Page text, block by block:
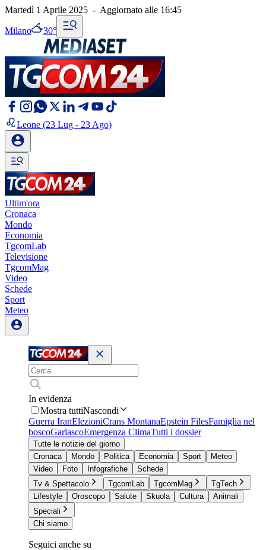
Martedì 1 Aprile 2025 - Aggiornato alle 16:45
Milano 30°
Leone (23 Lug - 23 Ago)
Ultim'ora
Cronaca
Mondo
Economia
TgcomLab
Televisione
TgcomMag
Video
Schede
Sport
Meteo
In evidenza
Mostra tuttiNascondi
Guerra IranElezioniCrans MontanaEpstein FilesFamiglia nel
boscoGarlascoEmergenza ClimaTutti i dossier
Tutte le notizie del giorno
Cronaca
Mondo Politica Economia Sport
Meteo
Video
Foto Infografiche
Schede
Tv & Spettacolo
TgcomLab TgcomMag
TgTech
Lifestyle
Oroscopo Salute Skuola Cultura
Animali
Speciali
Chi siamo
Seguici anche su